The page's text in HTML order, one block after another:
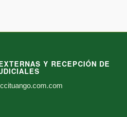
Y RECEPCIÓN DE